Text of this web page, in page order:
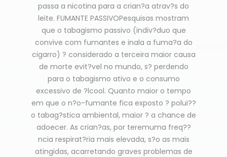
passa a nicotina para a crian?a atrav?s do
leite. FUMANTE PASSIVOPesquisas mostram
que o tabagismo passivo (indiv?duo que
convive com fumantes e inala a fuma?a do
cigarro) ? considerado a terceira maior causa
de morte evit?vel no mundo, s? perdendo
para o tabagismo ativo e o consumo
excessivo de ?lcool. Quanto maior o tempo
em que o n?o-fumante fica exposto ? polui??
o tabag?stica ambiental, maior ? a chance de
adoecer. As crian?as, por teremuma freq??
ncia respirat?ria mais elevada, s?o as mais
atingidas, acarretando graves problemas de